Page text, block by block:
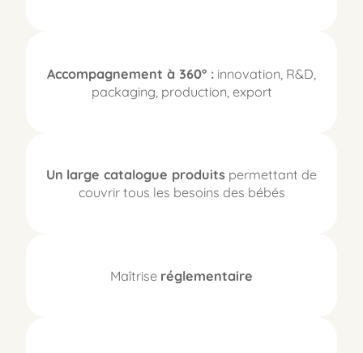
Accompagnement à 360° : innovation, R&D,
packaging, production, export
Un large catalogue produits permettant de
couvrir tous les besoins des bébés
Maîtrise réglementaire